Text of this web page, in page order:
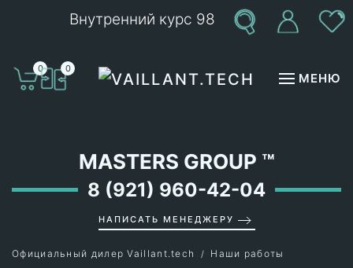
Внутренний курс 98
0 0
МЕНЮ
MASTERS GROUP ™
8 (921) 960-42-04
НАПИСАТЬ МЕНЕДЖЕРУ
Официальный дилер Vaillant.tech Наши работы